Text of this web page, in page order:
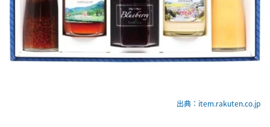
出典：item.rakuten.co.jp